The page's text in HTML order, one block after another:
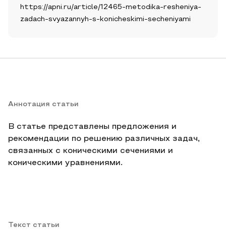
https://apni.ru/article/12465-metodika-resheniya-
zadach-svyazannyh-s-konicheskimi-secheniyami
Аннотация статьи
В статье представлены предложения и
рекомендации по решению различных задач,
связанных с коническими сечениями и
коническими уравнениями.
Текст статьи